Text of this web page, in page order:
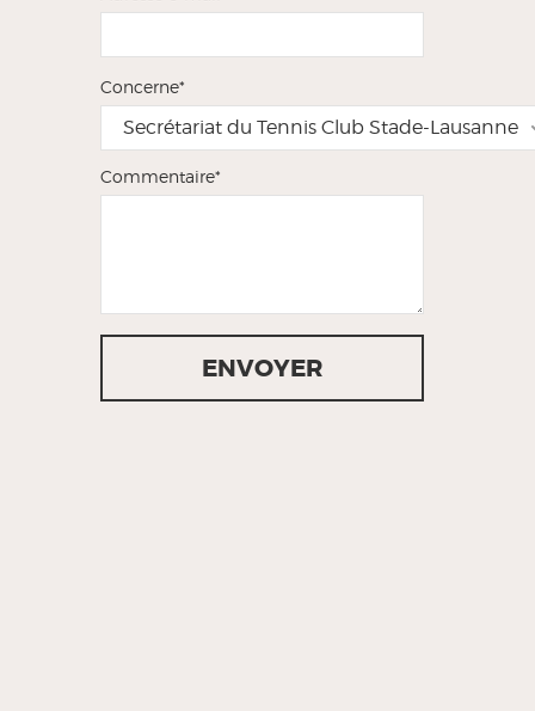
Concerne*
Secrétariat du Tennis Club Stade-Lausanne
Commentaire*